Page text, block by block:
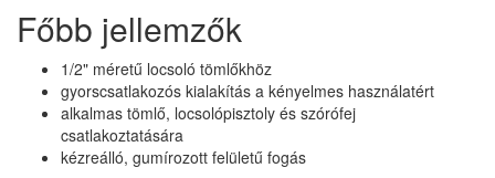
Főbb jellemzők
1/2" méretű locsoló tömlőkhöz
gyorscsatlakozós kialakítás a kényelmes használatért
alkalmas tömlő, locsolópisztoly és szórófej
csatlakoztatására
kézreálló, gumírozott felületű fogás